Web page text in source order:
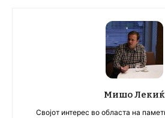
Мишо Лекиќ
Својот интерес во областа на